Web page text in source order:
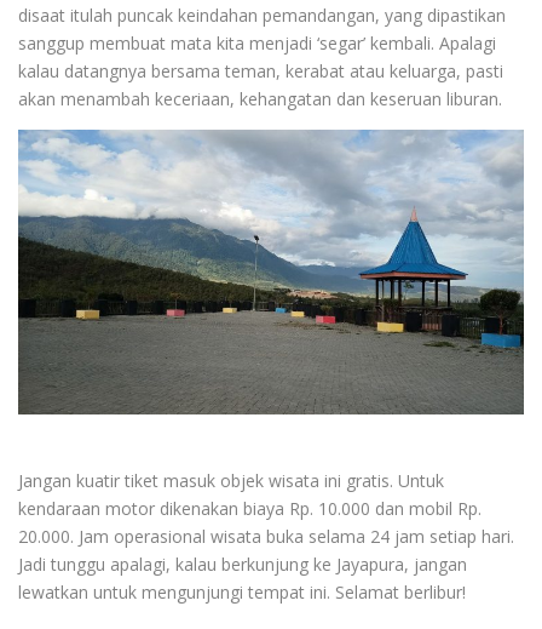
disaat itulah puncak keindahan pemandangan, yang dipastikan
sanggup membuat mata kita menjadi ‘segar’ kembali. Apalagi
kalau datangnya bersama teman, kerabat atau keluarga, pasti
akan menambah keceriaan, kehangatan dan keseruan liburan.
Jangan kuatir tiket masuk objek wisata ini gratis. Untuk
kendaraan motor dikenakan biaya Rp. 10.000 dan mobil Rp.
20.000. Jam operasional wisata buka selama 24 jam setiap hari.
Jadi tunggu apalagi, kalau berkunjung ke Jayapura, jangan
lewatkan untuk mengunjungi tempat ini. Selamat berlibur!